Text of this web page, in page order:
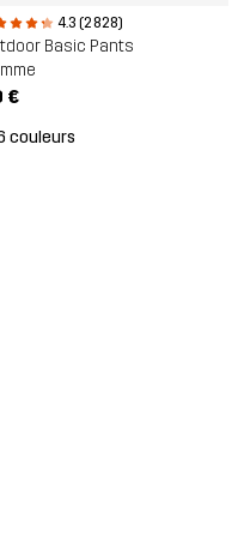
4.3 (2 828)
Basic Pants
€
couleurs